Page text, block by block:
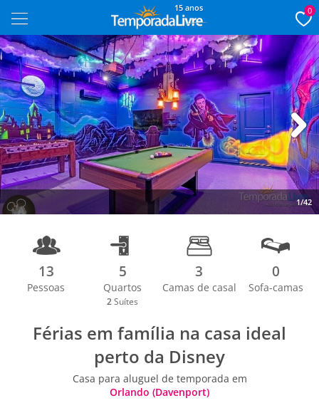
15 anos 0
1/42
Next
13
Pessoas
5
Quartos
2 Suítes
3
Camas de casal
0
Sofa-camas
Férias em família na casa ideal
perto da Disney
Casa para aluguel de temporada em
Orlando (Davenport)